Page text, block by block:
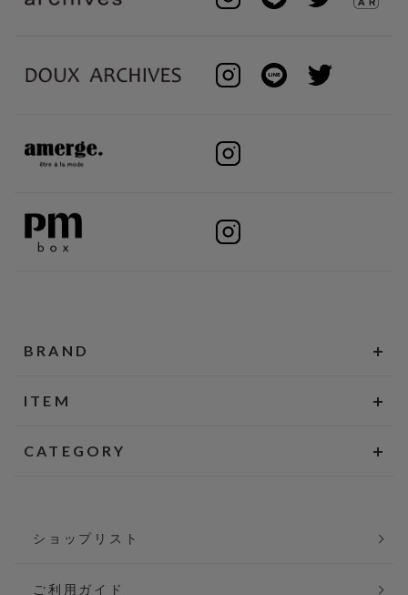
BRAND
ITEM
CATEGORY
ショップリスト
ご利用ガイド